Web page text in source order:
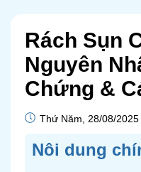
Rách Sụn
Nguyên
Chứng &
Thứ Năm, 28/08/2025
Nôi dung